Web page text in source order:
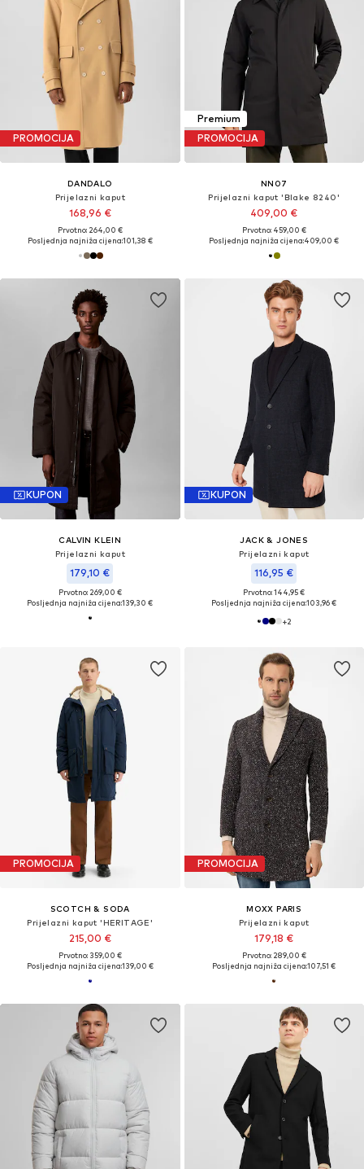
PROMOCIJA
DANDALO
Prijelazni kaput
168,96 €
Prvotno: 264,00 €
Posljednja najniža cijena:101,38 €
Premium
PROMOCIJA
NN07
Prijelazni kaput 'Blake 8240'
409,00 €
Prvotno: 459,00 €
Posljednja najniža cijena:409,00 €
KUPON
CALVIN KLEIN
Prijelazni kaput
179,10 €
Prvotno: 269,00 €
Posljednja najniža cijena:139,30 €
KUPON
JACK & JONES
Prijelazni kaput
116,95 €
Prvotno: 144,95 €
Posljednja najniža cijena:103,96 €
+2
PROMOCIJA
SCOTCH & SODA
Prijelazni kaput 'HERITAGE'
215,00 €
Prvotno: 359,00 €
Posljednja najniža cijena:139,00 €
PROMOCIJA
MOXX PARIS
Prijelazni kaput
179,18 €
Prvotno: 289,00 €
Posljednja najniža cijena:107,51 €